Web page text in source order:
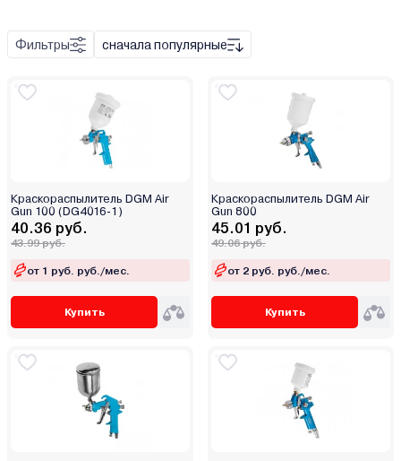
Поворотный механизм
Удлинитель
Штуцер
Металл
Пластик
Фильтры сначала популярные
Краскораспылитель DGM Air
Gun 100 (DG4016-1)
40.36 руб.
43.99 руб.
от 1 руб. руб./мес.
Купить
Краскораспылитель DGM Air
Gun 800
45.01 руб.
49.06 руб.
от 2 руб. руб./мес.
Купить